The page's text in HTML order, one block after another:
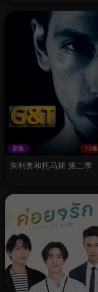
剧集 13集
朱利奥和托马斯 第二季